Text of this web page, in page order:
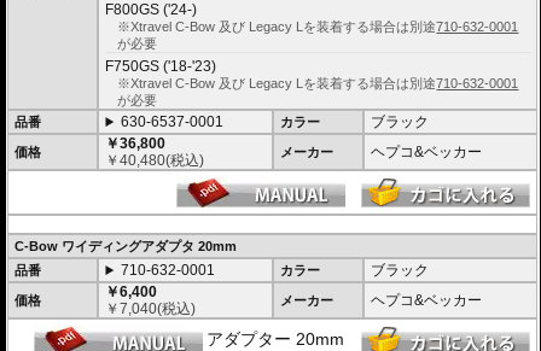
F800GS ('24-)
※Xtravel C-Bow 及び Legacy Lを装着する場合は別途710-632-0001
が必要
F750GS ('18-'23)
※Xtravel C-Bow 及び Legacy Lを装着する場合は別途710-632-0001
が必要
品番
630-6537-0001 カラー ブラック
価格
￥36,800
￥40,480(税込) メーカー ヘプコ&ベッカー
C-Bow ワイディングアダプタ 20mm
品番
710-632-0001 カラー ブラック
価格
￥6,400
￥7,040(税込) メーカー ヘプコ&ベッカー
アダプター 20mm